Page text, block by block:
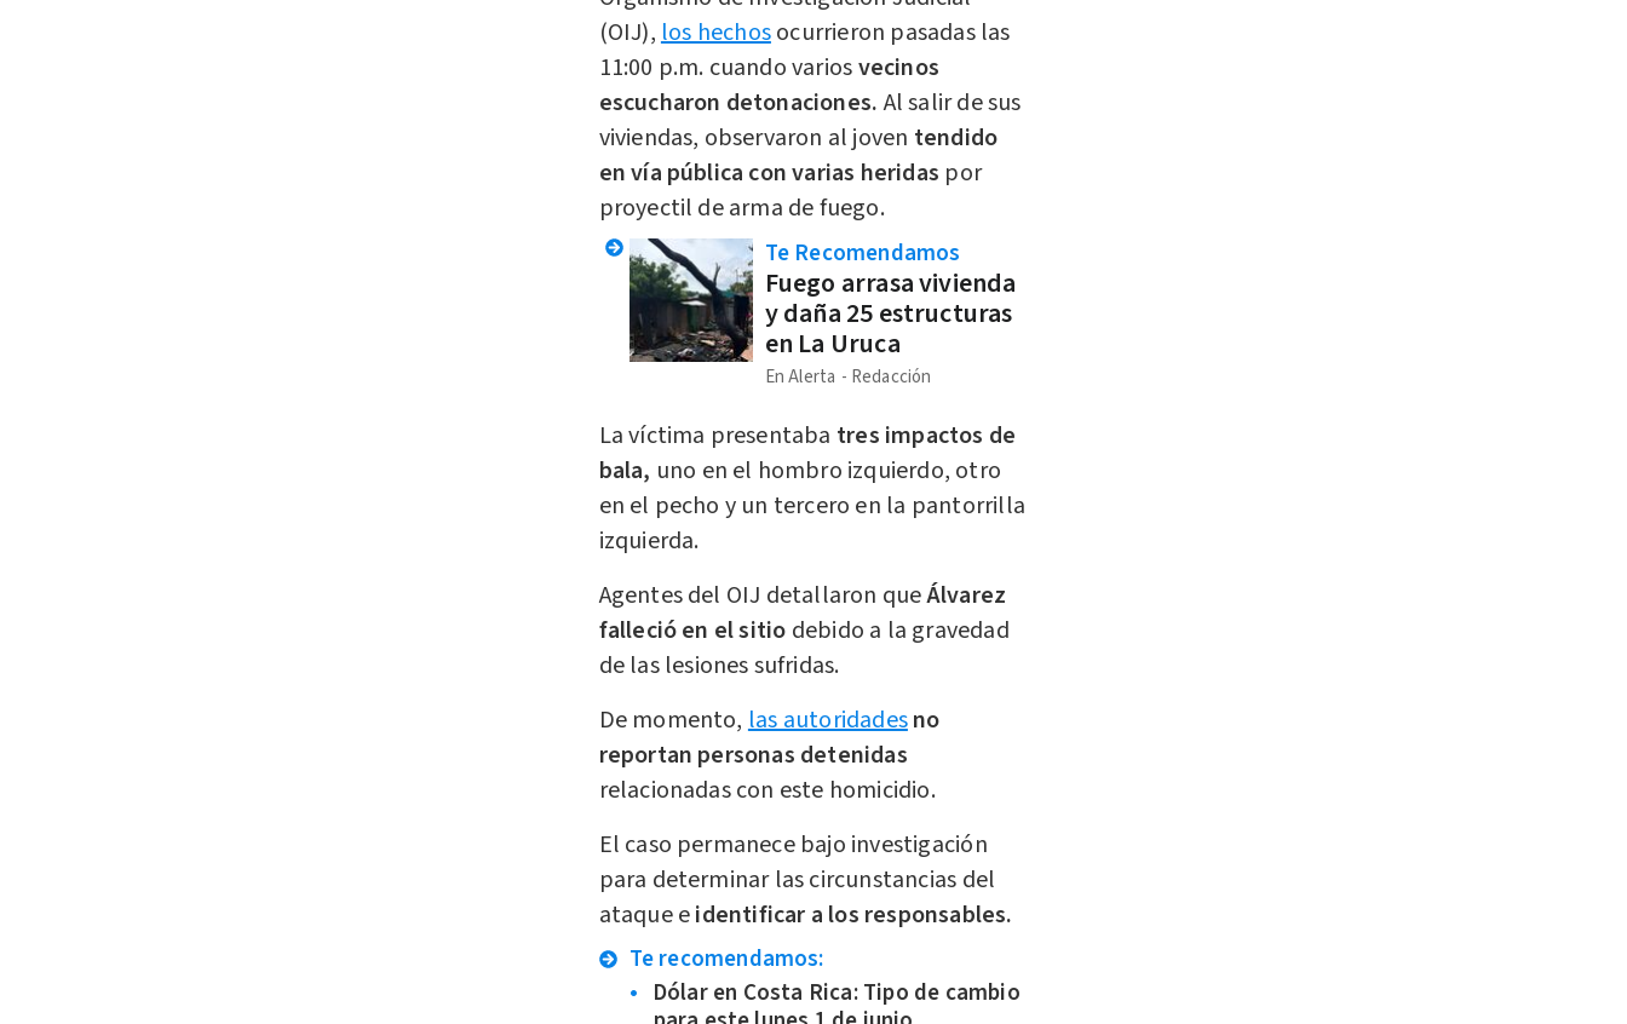
(OIJ), los hechosocurrieron pasadas las
11:00 p.m. cuando variosvecinos
escucharon detonaciones.Al salir de sus
viviendas, observaron al joven tendido
en vía pública con varias heridas por
proyectil de arma de fuego.
Te Recomendamos
Fuego arrasa vivienda
y daña 25 estructuras
en La Uruca
En Alerta Redacción
​La víctima presentaba tres impactos de
bala, uno en el hombro izquierdo, otro
en el pecho y un tercero en la pantorrilla
izquierda.
Agentes del OIJ detallaron queÁlvarez
falleció en el sitio debido a la gravedad
de las lesiones sufridas.
De momento, las autoridadesno
reportan personas detenidas
relacionadas con este homicidio.
El caso permanece bajo investigación
para determinar las circunstancias del
ataque eidentificar a los responsables.
Te recomendamos:
Dólar en Costa Rica: Tipo de cambio